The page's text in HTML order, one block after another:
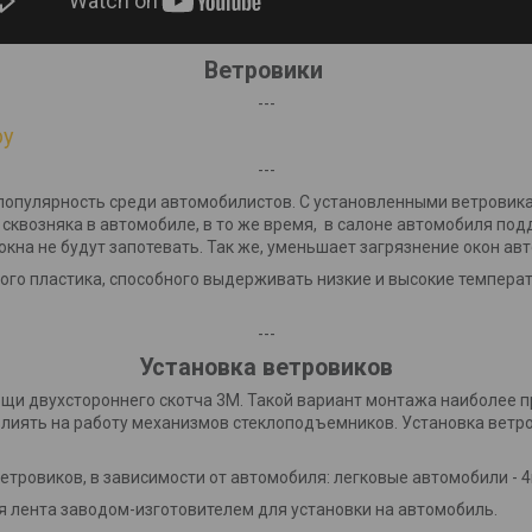
Ветровики
---
---
среди автомобилистов. С установленными
в автомобиле, в то же время, в салоне автомобиля
не будут запотевать. Так же, уменьшает загрязнение окон
пластика, способного выдерживать низкие и высокие
---
Установка ветровиков
двухстороннего скотча 3М. Такой вариант монтажа наиболее
на работу механизмов стеклоподъемников. Установка
в зависимости от автомобиля: легковые автомобили
заводом-изготовителем для установки на автомобиль.